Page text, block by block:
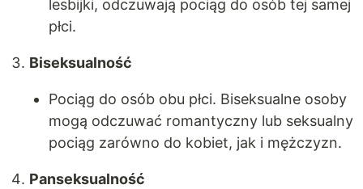
lesbijki, odczuwają pociąg do osób tej samej
płci.
Biseksualność
Pociąg do osób obu płci. Biseksualne osoby
mogą odczuwać romantyczny lub seksualny
pociąg zarówno do kobiet, jak i mężczyzn.
Panseksualność